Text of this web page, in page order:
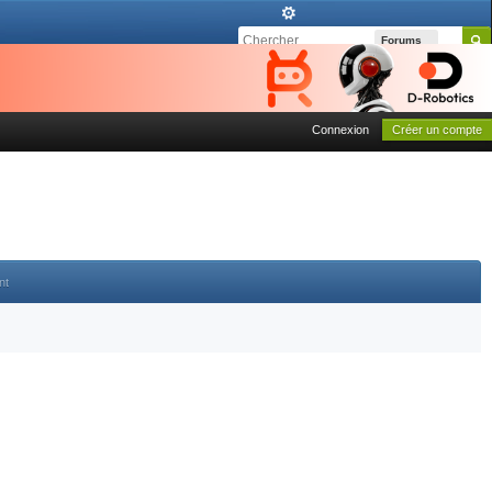
Forums
Connexion Créer un compte